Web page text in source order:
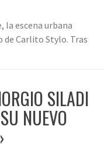
la escena urbana
Carlito Stylo. Tras
SILADI
NUEVO